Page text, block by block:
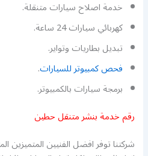
خدمة اصلاح سيارات متنقلة.
كهربائي سيارات 24 ساعة.
تبديل بطاريات وتواير.
فحص كمبيوتر للسيارات.
برمجة سيارات بالكمبيوتر.
رقم خدمة بنشر متنقل حطين
شركتنا توفر افضل الفنيين